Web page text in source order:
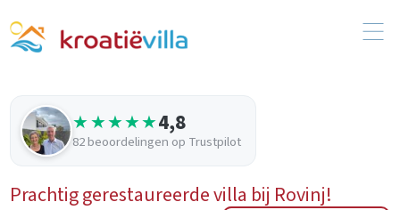
★★★★★4,8
82 beoordelingen op Trustpilot
Prachtig gerestaureerde villa bij Rovinj!